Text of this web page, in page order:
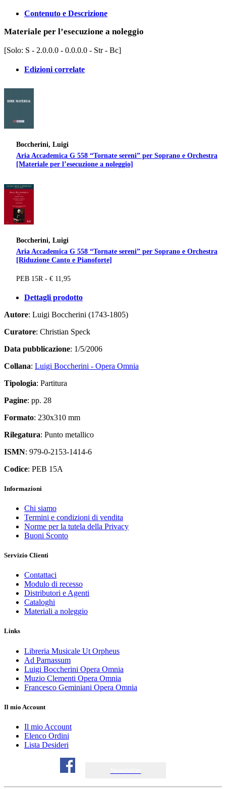
Contenuto e Descrizione
Materiale per l’esecuzione a noleggio
[Solo: S - 2.0.0.0 - 0.0.0.0 - Str - Bc]
Edizioni correlate
Boccherini, Luigi
Aria Accademica G 558 “Tornate sereni” per Soprano e Orchestra
[Materiale per l’esecuzione a noleggio]
Boccherini, Luigi
Aria Accademica G 558 “Tornate sereni” per Soprano e Orchestra
[Riduzione Canto e Pianoforte]
PEB 15R - € 11,95
Dettagli prodotto
Autore: Luigi Boccherini (1743-1805)
Curatore: Christian Speck
Data pubblicazione: 1/5/2006
Collana: Luigi Boccherini - Opera Omnia
Tipologia: Partitura
Pagine: pp. 28
Formato: 230x310 mm
Rilegatura: Punto metallico
ISMN: 979-0-2153-1414-6
Codice: PEB 15A
Informazioni
Chi siamo
Termini e condizioni di vendita
Norme per la tutela della Privacy
Buoni Sconto
Servizio Clienti
Contattaci
Modulo di recesso
Distributori e Agenti
Cataloghi
Materiali a noleggio
Links
Libreria Musicale Ut Orpheus
Ad Parnassum
Luigi Boccherini Opera Omnia
Muzio Clementi Opera Omnia
Francesco Geminiani Opera Omnia
Il mio Account
Il mio Account
Elenco Ordini
Lista Desideri